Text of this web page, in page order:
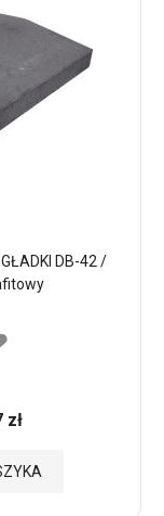
DB-42 /
zł